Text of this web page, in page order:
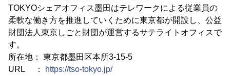
TOKYOシェアオフィス墨田はテレワークによる従業員の
柔軟な働き方を推進していくために東京都が開設し、公益
財団法人東京しごと財団が運営するサテライトオフィスで
す。
所在地： 東京都墨田区本所3-15-5
URL ：
https://tso-tokyo.jp/